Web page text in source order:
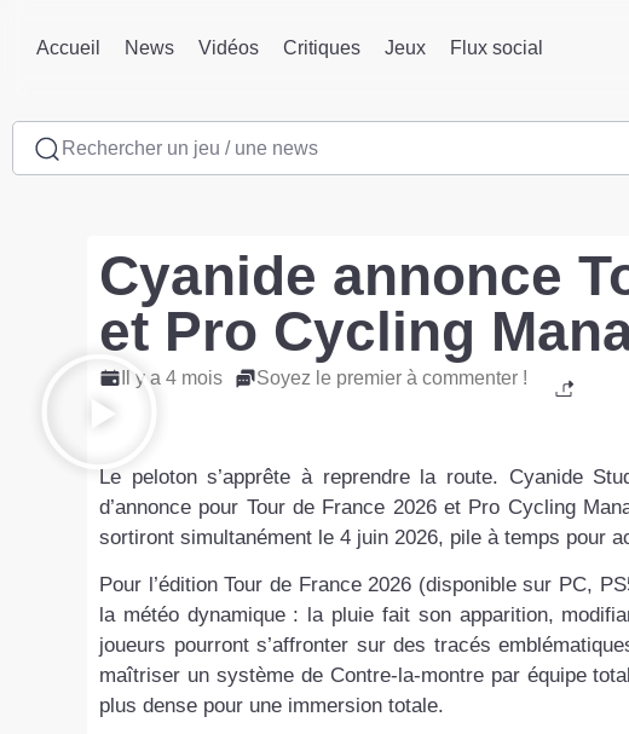
Accueil News Vidéos Critiques Jeux Flux social
Rechercher un jeu / une news
Cyanide annonce
et Pro Cycling
Il y a 4 mois Soyez le premier à commenter !
Le peloton s’apprête à reprendre la route. Cyanide
d’annonce pour Tour de France 2026 et Pro Cycling
sortiront simultanément le 4 juin 2026, pile à temps pour
Pour l’édition Tour de France 2026 (disponible sur PC,
la météo dynamique : la pluie fait son apparition,
joueurs pourront s’affronter sur des tracés
maîtriser un système de Contre-la-montre par équipe
plus dense pour une immersion totale.